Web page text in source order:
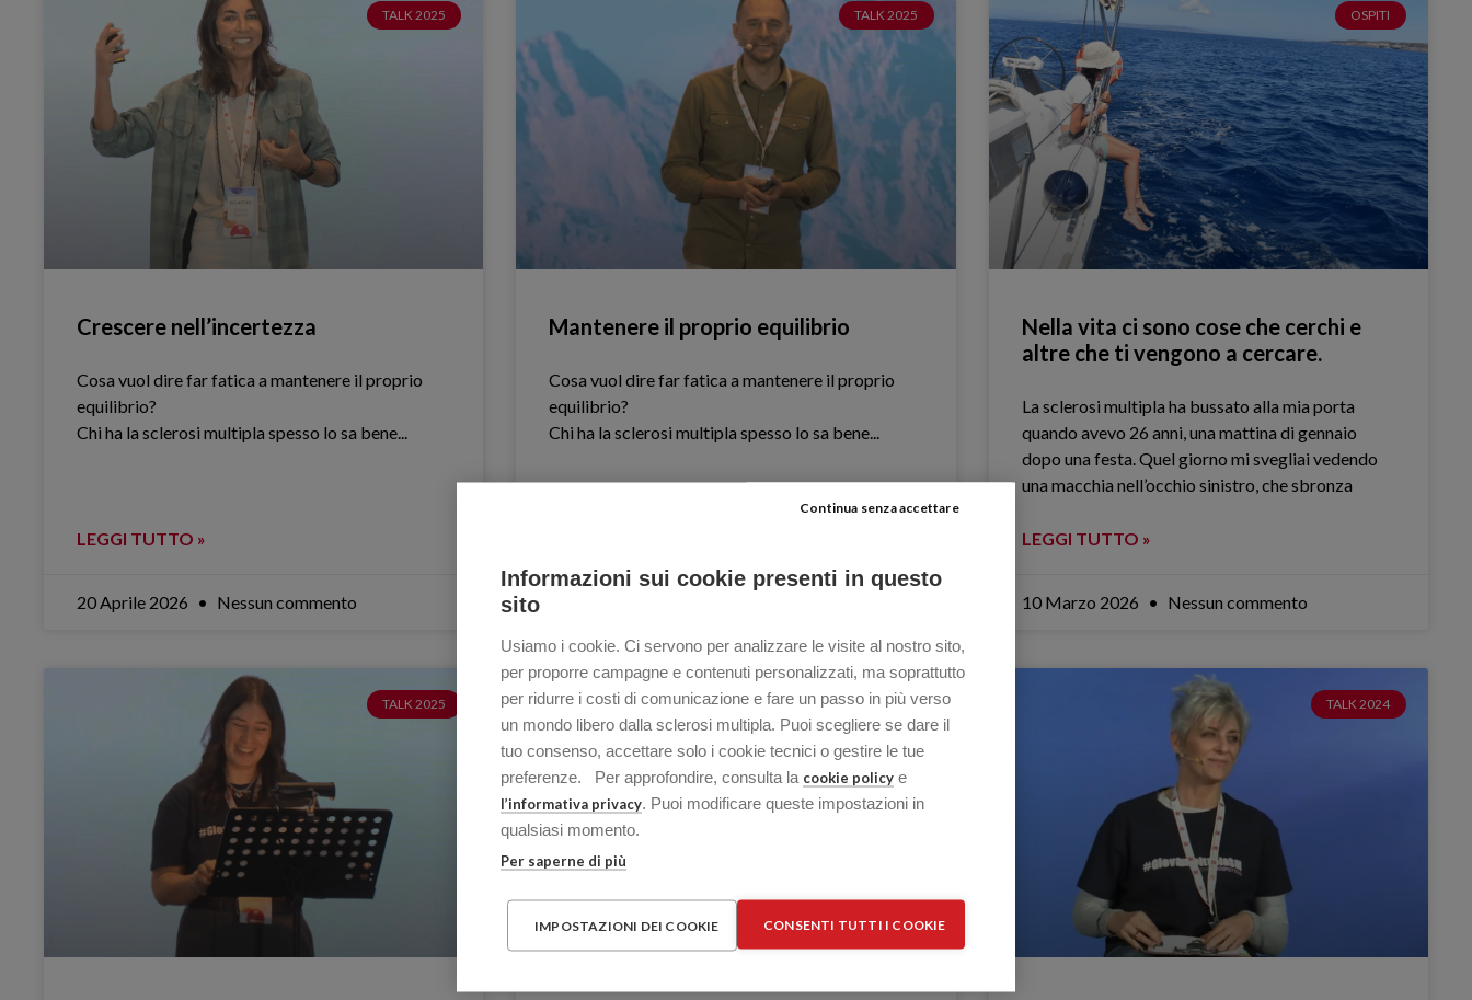
TALK 2025
Crescere nell’incertezza
Cosa vuol dire far fatica a mantenere il proprio
equilibrio?
Chi ha la sclerosi multipla spesso lo sa bene.​..
LEGGI TUTTO »
20 Aprile 2026 Nessun commento
TALK 2025
Mantenere il proprio equilibrio
Cosa vuol dire far fatica a mantenere il proprio
equilibrio?
Chi ha la sclerosi multipla spesso lo sa bene.​..
OSPITI
Nella vita ci sono cose che cerchi e
altre che ti vengono a cercare.
La sclerosi multipla ha bussato alla mia porta
quando avevo 26 anni, una mattina di gennaio
dopo una festa. Quel giorno mi svegliai vedendo
una macchia nell’occhio sinistro, che sbronza
LEGGI TUTTO »
10 Marzo 2026 Nessun commento
TALK 2025 OSPITI TALK 2024
Informazioni sui cookie presenti in questo
sito
Usiamo i cookie. Ci servono per analizzare le visite al nostro sito,
per proporre campagne e contenuti personalizzati, ma soprattutto
per ridurre i costi di comunicazione e fare un passo in più verso
un mondo libero dalla sclerosi multipla. Puoi scegliere se dare il
tuo consenso, accettare solo i cookie tecnici o gestire le tue
preferenze. Per approfondire, consulta la cookie policy e
l’informativa privacy. Puoi modificare queste impostazioni in
qualsiasi momento.
Per saperne di più
IMPOSTAZIONI DEI COOKIE CONSENTI TUTTI I COOKIE
Continua senza accettare